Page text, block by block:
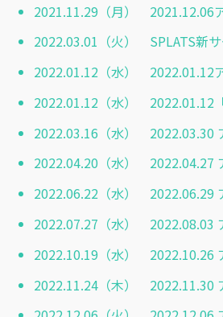
2021.11.29（月） 2021.12.06
2022.03.01（火） SPLATS新
2022.01.12（水） 2022.01.12
2022.01.12（水） 2022.01.12
2022.03.16（水） 2022.03.30
2022.04.20（水） 2022.04.27
2022.06.22（水） 2022.06.29
2022.07.27（水） 2022.08.03
2022.10.19（水） 2022.10.26
2022.11.24（木） 2022.11.30